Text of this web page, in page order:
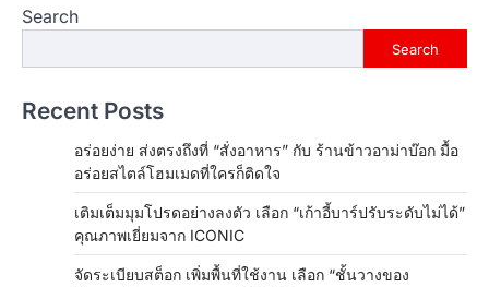
Search
Search
Recent Posts
อร่อยง่าย ส่งตรงถึงที่ “สั่งอาหาร” กับ ร้านข้าวอาม่าบ๊อก มื้อ
อร่อยสไตล์โฮมเมดที่ใครก็ติดใจ
เติมเต็มมุมโปรดอย่างลงตัว เลือก “เก้าอี้บาร์ปรับระดับไม่ได้”
คุณภาพเยี่ยมจาก ICONIC
จัดระเบียบสต็อก เพิ่มพื้นที่ใช้งาน เลือก “ชั้นวางของ